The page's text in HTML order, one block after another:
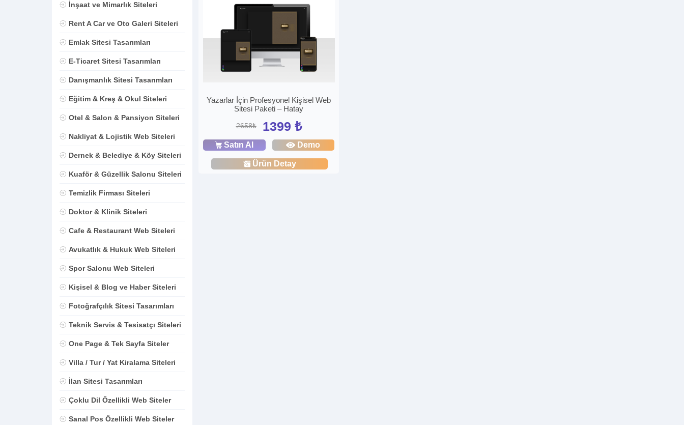
İnşaat ve Mimarlık Siteleri
Rent A Car ve Oto Galeri Siteleri
Emlak Sitesi Tasarımları
E-Ticaret Sitesi Tasarımları
Danışmanlık Sitesi Tasarımları
Eğitim & Kreş & Okul Siteleri
Otel & Salon & Pansiyon Siteleri
Nakliyat & Lojistik Web Siteleri
Dernek & Belediye & Köy Siteleri
Kuaför & Güzellik Salonu Siteleri
Temizlik Firması Siteleri
Doktor & Klinik Siteleri
Cafe & Restaurant Web Siteleri
Avukatlık & Hukuk Web Siteleri
Spor Salonu Web Siteleri
Kişisel & Blog ve Haber Siteleri
Fotoğrafçılık Sitesi Tasarımları
Teknik Servis & Tesisatçı Siteleri
One Page & Tek Sayfa Siteler
Villa / Tur / Yat Kiralama Siteleri
İlan Sitesi Tasarımları
Çoklu Dil Özellikli Web Siteler
Sanal Pos Özellikli Web Siteler
Yazarlar İçin Profesyonel Kişisel Web
Sitesi Paketi – Hatay
2658₺ 1399 ₺
Satın Al Demo
Ürün Detay